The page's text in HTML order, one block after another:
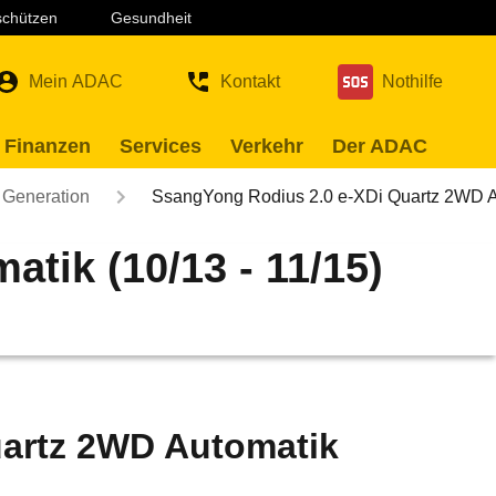
Gesundheit
Mein ADAC Kontakt Nothilfe
Services Verkehr Der ADAC
SsangYong Rodius 2.0 e-XDi Quartz 2WD
(10/13 - 11/15)
2WD Automatik